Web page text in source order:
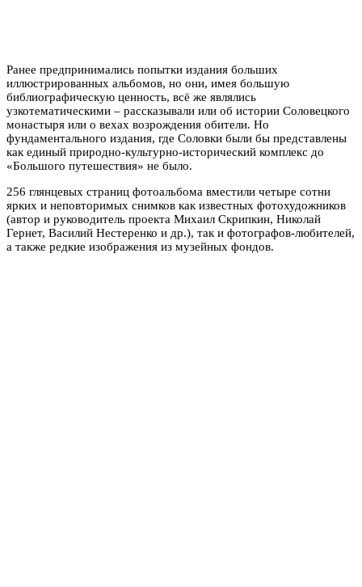
Ранее предпринимались попытки издания больших
иллюстрированных альбомов, но они, имея большую
библиографическую ценность, всё же являлись
узкотематическими – рассказывали или об истории Соловецкого
монастыря или о вехах возрождения обители. Но
фундаментального издания, где Соловки были бы представлены
как единый природно-культурно-исторический комплекс до
«Большого путешествия» не было.
256 глянцевых страниц фотоальбома вместили четыре сотни
ярких и неповторимых снимков как известных фотохудожников
(автор и руководитель проекта Михаил Скрипкин, Николай
Гернет, Василий Нестеренко и др.), так и фотографов-любителей,
а также редкие изображения из музейных фондов.